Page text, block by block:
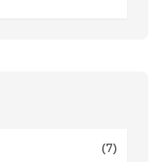
(7)